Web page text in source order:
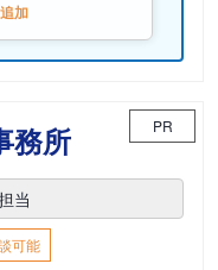
追加
務所 PR
当
可能